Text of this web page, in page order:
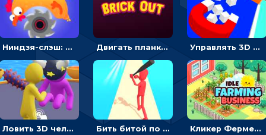
Ниндзя-слэш: запускай оружие по целям и становись мастером сюрикенов Двигать планку и бить шариком по цветным блокам - гиперказуальная Управлять 3D магнитом, чтобы собирать фигуры и сбрасывать в пропасть
Ловить 3D человечком своего цвета и собирать драгоценности - гиперказуалка Бить битой по шарику, чтобы сбивать кубики с буквами на пути к финишу - 3D Кликер Фермерский бизнес: расти овощи, чтобы богатеть